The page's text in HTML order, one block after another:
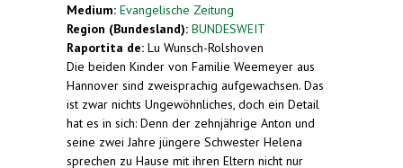
Medium: Evangelische Zeitung
Region (Bundesland): BUNDESWEIT
Raportita de: Lu Wunsch-Rolshoven
Die beiden Kinder von Familie Weemeyer aus
Hannover sind zweisprachig aufgewachsen. Das
ist zwar nichts Ungewöhnliches, doch ein Detail
hat es in sich: Denn der zehnjährige Anton und
seine zwei Jahre jüngere Schwester Helena
sprechen zu Hause mit ihren Eltern nicht nur